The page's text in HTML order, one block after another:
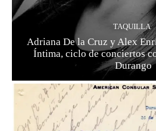
TAQUILLA
Adriana De la Cruz y Alex
Íntima, ciclo de conciertos
Durango